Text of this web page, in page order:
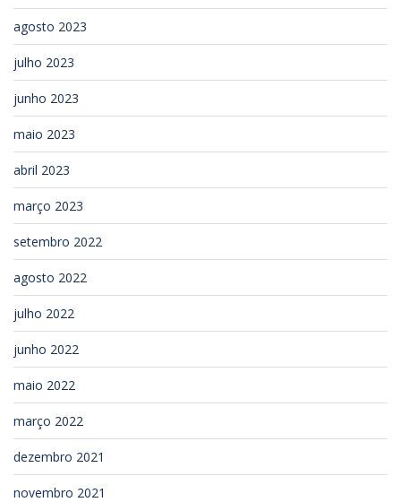
agosto 2023
julho 2023
junho 2023
maio 2023
abril 2023
março 2023
setembro 2022
agosto 2022
julho 2022
junho 2022
maio 2022
março 2022
dezembro 2021
novembro 2021